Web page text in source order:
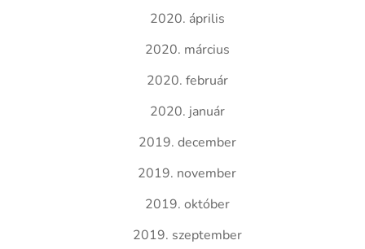
2020. április
2020. március
2020. február
2020. január
2019. december
2019. november
2019. október
2019. szeptember